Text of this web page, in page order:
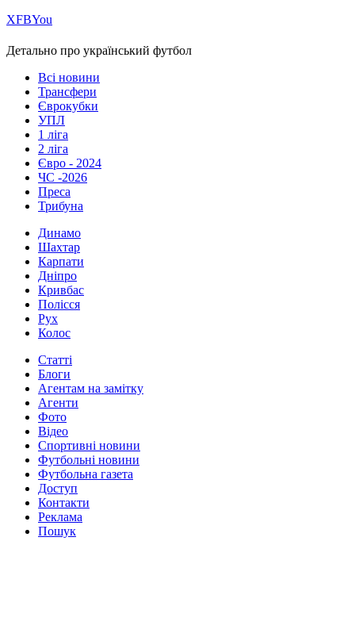
ХFBYou
Детально про український футбол
Всі новини
Трансфери
Єврокубки
УПЛ
1 ліга
2 ліга
Євро - 2024
ЧС -2026
Преса
Трибуна
Динамо
Шахтар
Карпати
Дніпро
Кривбас
Полісся
Рух
Колос
Статті
Блоги
Агентам на замітку
Агенти
Фото
Відео
Спортивні новини
Футбольні новини
Футбольна газета
Доступ
Контакти
Реклама
Пошук